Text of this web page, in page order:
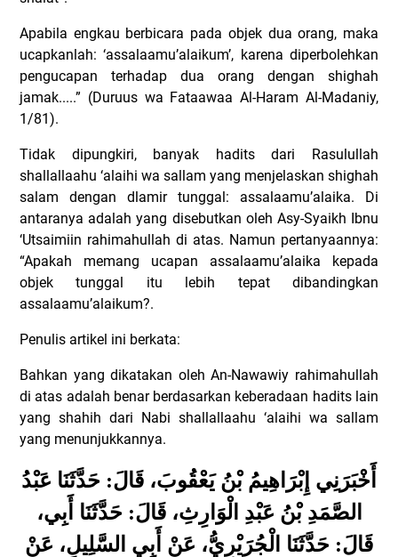
Apabila engkau berbicara pada objek dua orang, maka
ucapkanlah: ‘assalaamu’alaikum’, karena diperbolehkan
pengucapan terhadap dua orang dengan shighah
jamak.....” (Duruus wa Fataawaa Al-Haram Al-Madaniy,
1/81).
Tidak dipungkiri, banyak hadits dari Rasulullah
shallallaahu ‘alaihi wa sallam yang menjelaskan shighah
salam dengan dlamir tunggal: assalaamu’alaika. Di
antaranya adalah yang disebutkan oleh Asy-Syaikh Ibnu
‘Utsaimiin rahimahullah di atas. Namun pertanyaannya:
“Apakah memang ucapan assalaamu’alaika kepada
objek tunggal itu lebih tepat dibandingkan
assalaamu’alaikum?.
Penulis artikel ini berkata:
Bahkan yang dikatakan oleh An-Nawawiy rahimahullah
di atas adalah benar berdasarkan keberadaan hadits lain
yang shahih dari Nabi shallallaahu ‘alaihi wa sallam
yang menunjukkannya.
أَخْبَرَنِي إِبْرَاهِيمُ بْنُ يَعْقُوبَ، قَالَ: حَدَّثَنَا عَبْدُ
الصَّمَدِ بْنُ عَبْدِ الْوَارِثِ، قَالَ: حَدَّثَنَا أَبِي،
قَالَ: حَدَّثَنَا الْجُرَيْرِيُّ، عَنْ أَبِي السَّلِيلِ، عَنْ